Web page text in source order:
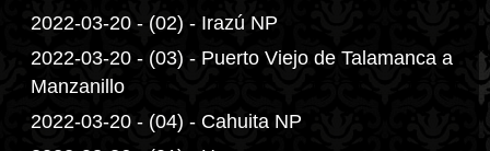
2022-03-20 - (02) - Irazú NP
2022-03-20 - (03) - Puerto Viejo de Talamanca a
Manzanillo
2022-03-20 - (04) - Cahuita NP